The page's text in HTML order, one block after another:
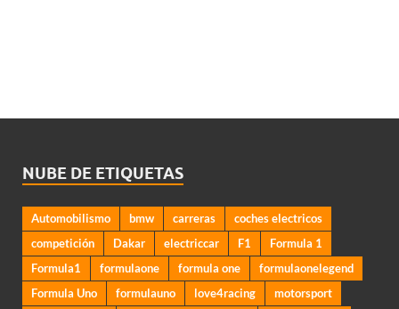
NUBE DE ETIQUETAS
Automobilismo bmw carreras
coches electricos
competición
Dakar electriccar F1
Formula 1
Formula1
formulaone formula one
formulaonelegend
Formula Uno
formulauno love4racing
motorsport